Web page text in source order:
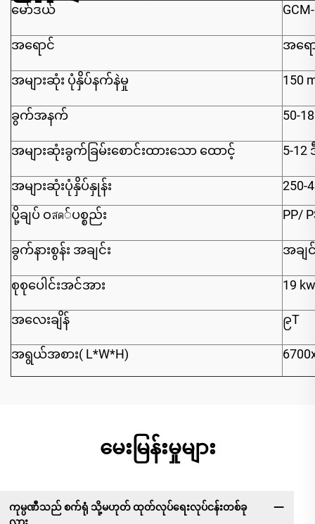
မော်ဒယ်
အရောင် အရေ
အများဆုံး ပုံနှိပ်နက်နဲမှု 150
ခွက်အနက် 50-
အများဆုံးခွက်ခြမ်းစောင်းထားသော ထောင့် 5-12
အများဆုံးပုံနှိပ်နှုန်း
250-
ပို့ချပ် ဝสด်ပစ္စည်း
PP/
ခွက်နားစွန်း အချင်း အချ
စုစုပေါင်းအင်အား 19 kw
အလေးချိန် ၉T
အရွယ်အစား( L*W*H)
မေးမြန်းမှုများ
ကုမ္ပဏီသည် စက်ရုံ သို့မဟုတ် ထုတ်လုပ်ရေးလုပ်ငန်းတစ်ခု
လား